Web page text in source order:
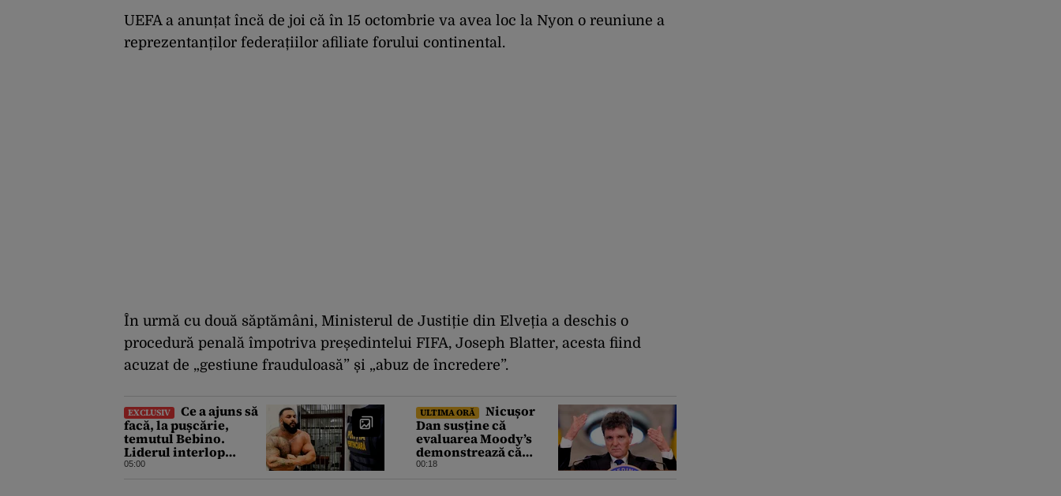
UEFA a anunțat încă de joi că în 15 octombrie va avea loc la Nyon o reuniune a
reprezentanților federațiilor afiliate forului continental.
În urmă cu două săptămâni, Ministerul de Justiție din Elveția a deschis o
procedură penală împotriva președintelui FIFA, Joseph Blatter, acesta fiind
acuzat de „gestiune frauduloasă” și „abuz de încredere”.
EXCLUSIV
Ce a ajuns să
facă, la pușcărie,
temutul Bebino.
Liderul interlop
bucureștean, trimis la
05:00
ULTIMA ORĂ
Nicușor
Dan susține că
evaluarea Moody’s
demonstrează că
România a făcut pașii
00:18